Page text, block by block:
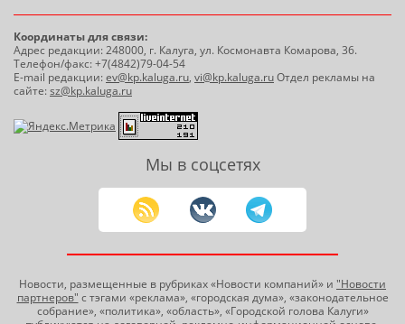
Координаты для связи:
Адрес редакции: 248000, г. Калуга, ул. Космонавта Комарова, 36.
Телефон/факс: +7(4842)79-04-54
E-mail редакции:ev@kp.kaluga.ru, vi@kp.kaluga.ruОтдел рекламы на
сайте:sz@kp.kaluga.ru
Мы в соцсетях
Новости, размещенные в рубриках «Новости компаний» и "Новости
партнеров" с тэгами «реклама», «городская дума», «законодательное
собрание», «политика», «область», «Городской голова Калуги»